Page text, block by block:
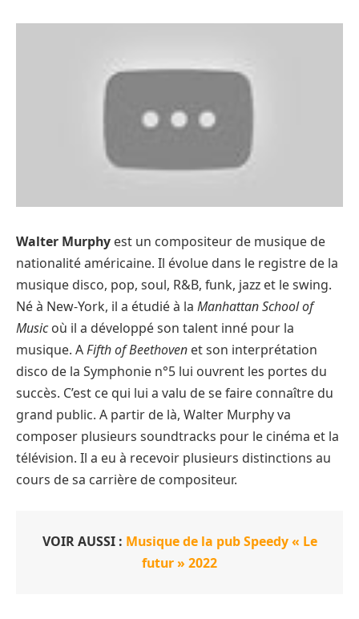
Walter Murphy est un compositeur de musique de
nationalité américaine. Il évolue dans le registre de la
musique disco, pop, soul, R&B, funk, jazz et le swing.
Né à New-York, il a étudié à la Manhattan School of
Musicoù il a développé son talent inné pour la
musique. AFifth of Beethoven et son interprétation
disco de la Symphonie n°5 lui ouvrent les portes du
succès. C’est ce qui lui a valu de se faire connaître du
grand public. A partir de là, Walter Murphy va
composer plusieurs soundtracks pour le cinéma et la
télévision. Il a eu à recevoir plusieurs distinctions au
cours de sa carrière de compositeur.
VOIR AUSSI : Musique de la pub Speedy « Le
futur » 2022